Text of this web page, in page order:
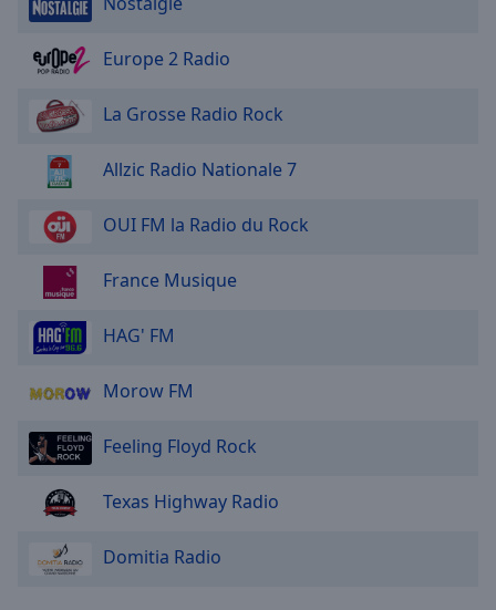
NRJ Les hits N1
NRJ Flashback
NRJ DJ Bens
NRJ 10 000 Hits
NRJ 500 Hits de L'ete
NRJ Latino 2025
NRJ Hitlist
NRJ Electro Chill
NRJ Urban Hits 25
NRJ Nouveaux Hits Dance
NRJ Nouveautes Rap Fr
Europe 2 Radio
La Grosse Radio Rock
Allzic Radio Nationale 7
OUI FM la Radio du Rock
France Musique
HAG' FM
Morow FM
Feeling Floyd Rock
Texas Highway Radio
Domitia Radio